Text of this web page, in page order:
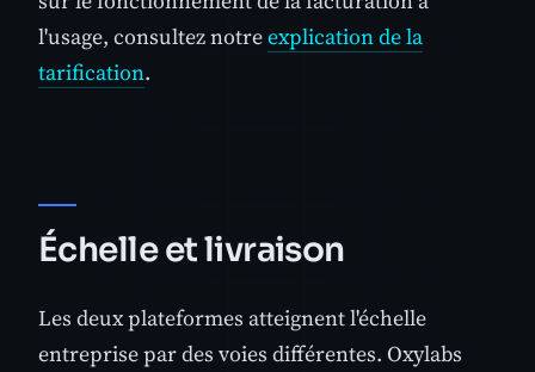
l'usage, consultez notreexplication de la
tarification.
Échelle et livraison
Les deux plateformes atteignent l'échelle
entreprise par des voies différentes. Oxylabs